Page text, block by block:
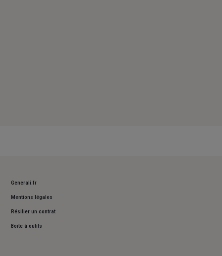
Generali.fr
Mentions légales
Résilier un contrat
Boite à outils